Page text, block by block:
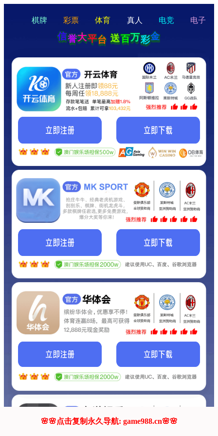
hello
Hey Guys!
我们即将上线啦...
我们的网站正在建设.
它将是非常棒的网站.
联系我们!